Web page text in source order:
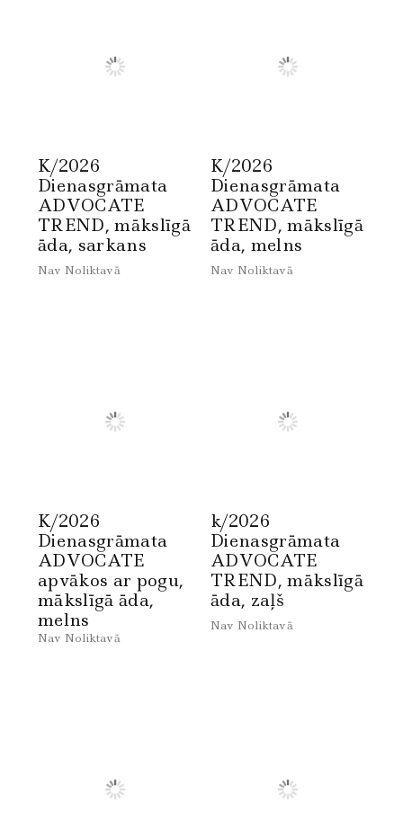
K/2026
Dienasgrāmata
ADVOCATE
TREND, mākslīgā
āda, sarkans
Nav Noliktavā
K/2026
Dienasgrāmata
ADVOCATE
TREND, mākslīgā
āda, melns
Nav Noliktavā
K/2026
Dienasgrāmata
ADVOCATE
apvākos ar pogu,
mākslīgā āda,
melns
Nav Noliktavā
k/2026
Dienasgrāmata
ADVOCATE
TREND, mākslīgā
āda, zaļš
Nav Noliktavā